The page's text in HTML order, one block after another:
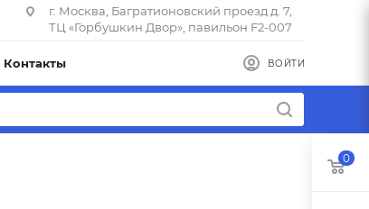
г. Москва, Багратионовский проезд д. 7,
ТЦ «Горбушкин Двор», павильон F2-007
ВОЙТИ
Контакты
0